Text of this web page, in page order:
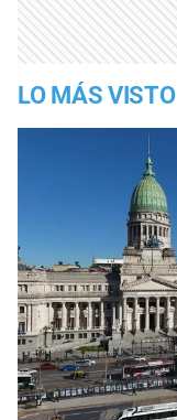
LO MÁS VISTO